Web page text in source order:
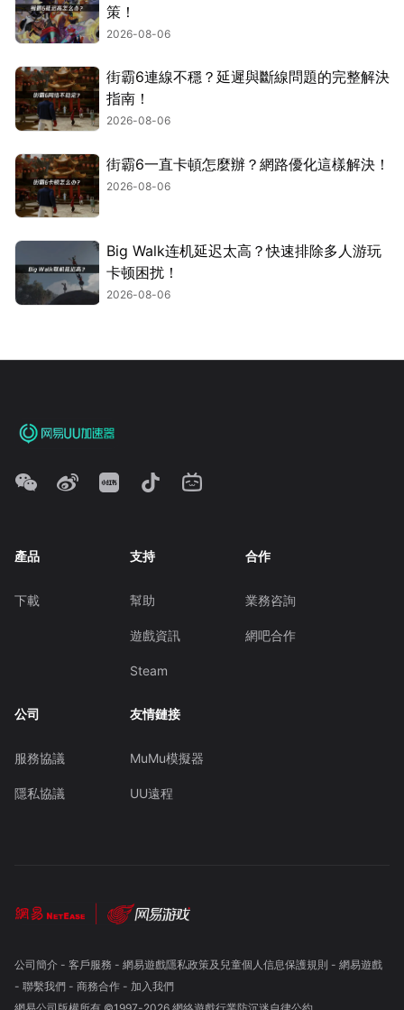
策！
2026-08-06
街霸6連線不穩？延遲與斷線問題的完整解決
指南！
2026-08-06
街霸6一直卡頓怎麼辦？網路優化這樣解決！
2026-08-06
Big Walk连机延迟太高？快速排除多人游玩
卡顿困扰！
2026-08-06
產品
下載
支持
幫助
遊戲資訊
Steam
合作
業務咨詢
網吧合作
公司
服務協議
隱私協議
友情鏈接
MuMu模擬器
UU遠程
公司簡介- 客戶服務 - 網易遊戲隱私政策及兒童個人信息保護規則 - 網易遊戲
- 聯繫我們- 商務合作- 加入我們